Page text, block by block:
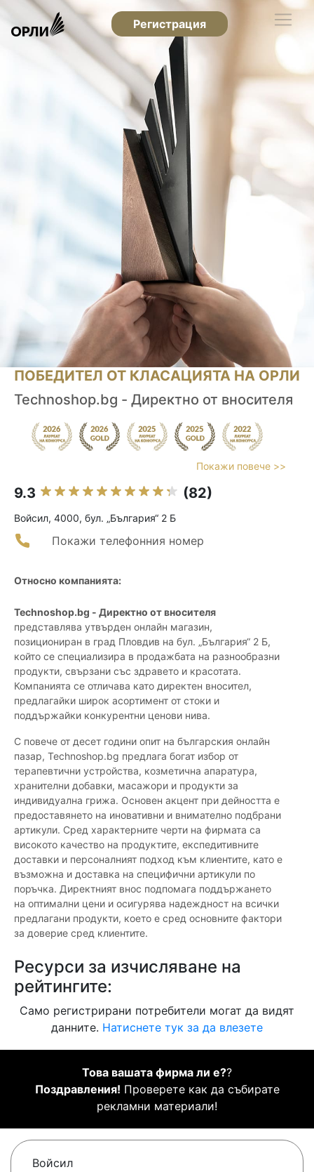
Регистрация
ПОБЕДИТЕЛ ОТ КЛАСАЦИЯТА НА ОРЛИ
Technoshop.bg - Директно от вносителя
Покажи повече >>
9.3 (82)
Войсил, 4000, бул. „България“ 2 Б
Покажи телефонния номер
Относно компанията:
Technoshop.bg - Директно от вносителя
представлява утвърден онлайн магазин,
позициониран в град Пловдив на бул. „България“ 2 Б,
който се специализира в продажбата на разнообразни
продукти, свързани със здравето и красотата.
Компанията се отличава като директен вносител,
предлагайки широк асортимент от стоки и
поддържайки конкурентни ценови нива.
С повече от десет години опит на българския онлайн
пазар, Technoshop.bg предлага богат избор от
терапевтични устройства, козметична апаратура,
хранителни добавки, масажори и продукти за
индивидуална грижа. Основен акцент при дейността е
предоставянето на иновативни и внимателно подбрани
артикули. Сред характерните черти на фирмата са
високото качество на продуктите, експедитивните
доставки и персоналният подход към клиентите, като е
възможна и доставка на специфични артикули по
поръчка. Директният внос подпомага поддържането
на оптимални цени и осигурява надеждност на всички
предлагани продукти, което е сред основните фактори
за доверие сред клиентите.
Ресурси за изчисляване на
рейтингите:
Само регистрирани потребители могат да видят
данните. Натиснете тук за да влезете
Това вашата фирма ли е??
Поздравления! Проверете как да събирате
рекламни материали!
Войсил